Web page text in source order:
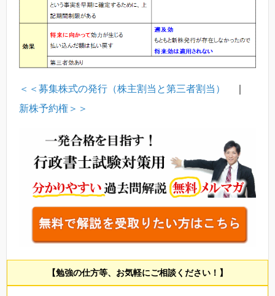
＜＜募集株式の発行（株主割当と第三者割当）
新株予約権＞＞
【勉強の仕方等、お気軽にご相談ください！】